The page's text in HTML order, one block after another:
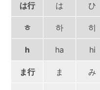
は行 は ひ
ㅎ 하 히
h ha hi
ま行 ま み